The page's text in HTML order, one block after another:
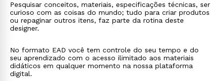
Pesquisar conceitos, materiais, especificações técnicas, ser
curioso com as coisas do mundo; tudo para criar produtos
ou repaginar outros itens, faz parte da rotina deste
designer.
No formato EAD você tem controle do seu tempo e do
seu aprendizado com o acesso ilimitado aos materiais
didáticos em qualquer momento na nossa plataforma
digital.